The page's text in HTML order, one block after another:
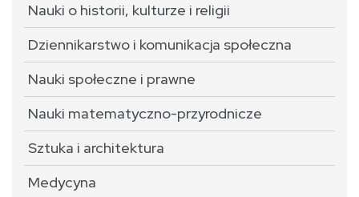
Nauki o historii, kulturze i religii
Dziennikarstwo i komunikacja społeczna
Nauki społeczne i prawne
Nauki matematyczno-przyrodnicze
Sztuka i architektura
Medycyna